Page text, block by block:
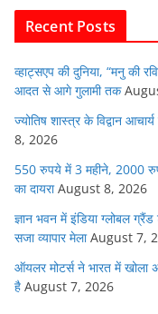
o
o
k
p
Recent Posts
व्हाट्सएप की दुनिया, “मनु की
आदत से आगे गुलामी तक
ज्योतिष शास्त्र के विद्वान
8, 2026
550 रुपये में 3 महीने, 2000
का दायरा August 8, 2026
ज्ञान भवन में इंडिया ग्लोबल
सजा व्यापार मेला August 7,
ऑयलर मोटर्स ने भारत में खोला
है August 7, 2026